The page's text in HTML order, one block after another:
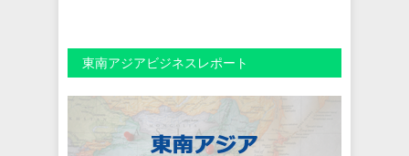
東南アジアビジネスレポート